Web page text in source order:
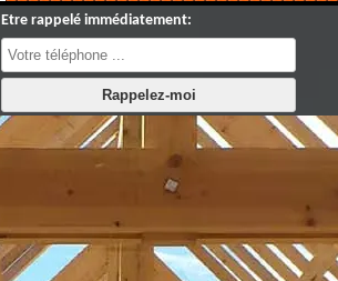
Etre rappelé immédiatement: